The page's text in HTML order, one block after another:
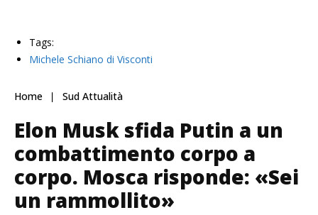
Tags:
Michele Schiano di Visconti
Home Sud Attualità
Elon Musk sfida Putin a un
combattimento corpo a
corpo. Mosca risponde: «Sei
un rammollito»